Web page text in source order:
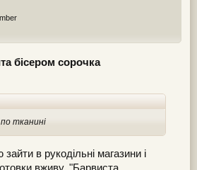
бісером сорочка
тканині
в рукодільні магазини і